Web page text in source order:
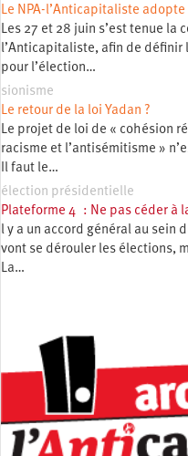
Le NPA-l’Anticapitaliste
Les 27 et 28 juin s’est tenue la
l’Anticapitaliste, afin de définir
pour l’élection…
sionisme
Le retour de la loi Yadan ?
Le projet de loi de « cohésion
racisme et l’antisémitisme »
Il faut le…
élection présidentielle
Plateforme 4 : Ne pas céder à
l y a un accord général au sein
vont se dérouler les élections,
La…